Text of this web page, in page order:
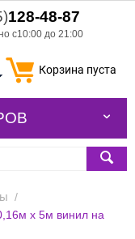
128-48-87
с10:00 до 21:00
Корзина пуста
/
х 5м винил на